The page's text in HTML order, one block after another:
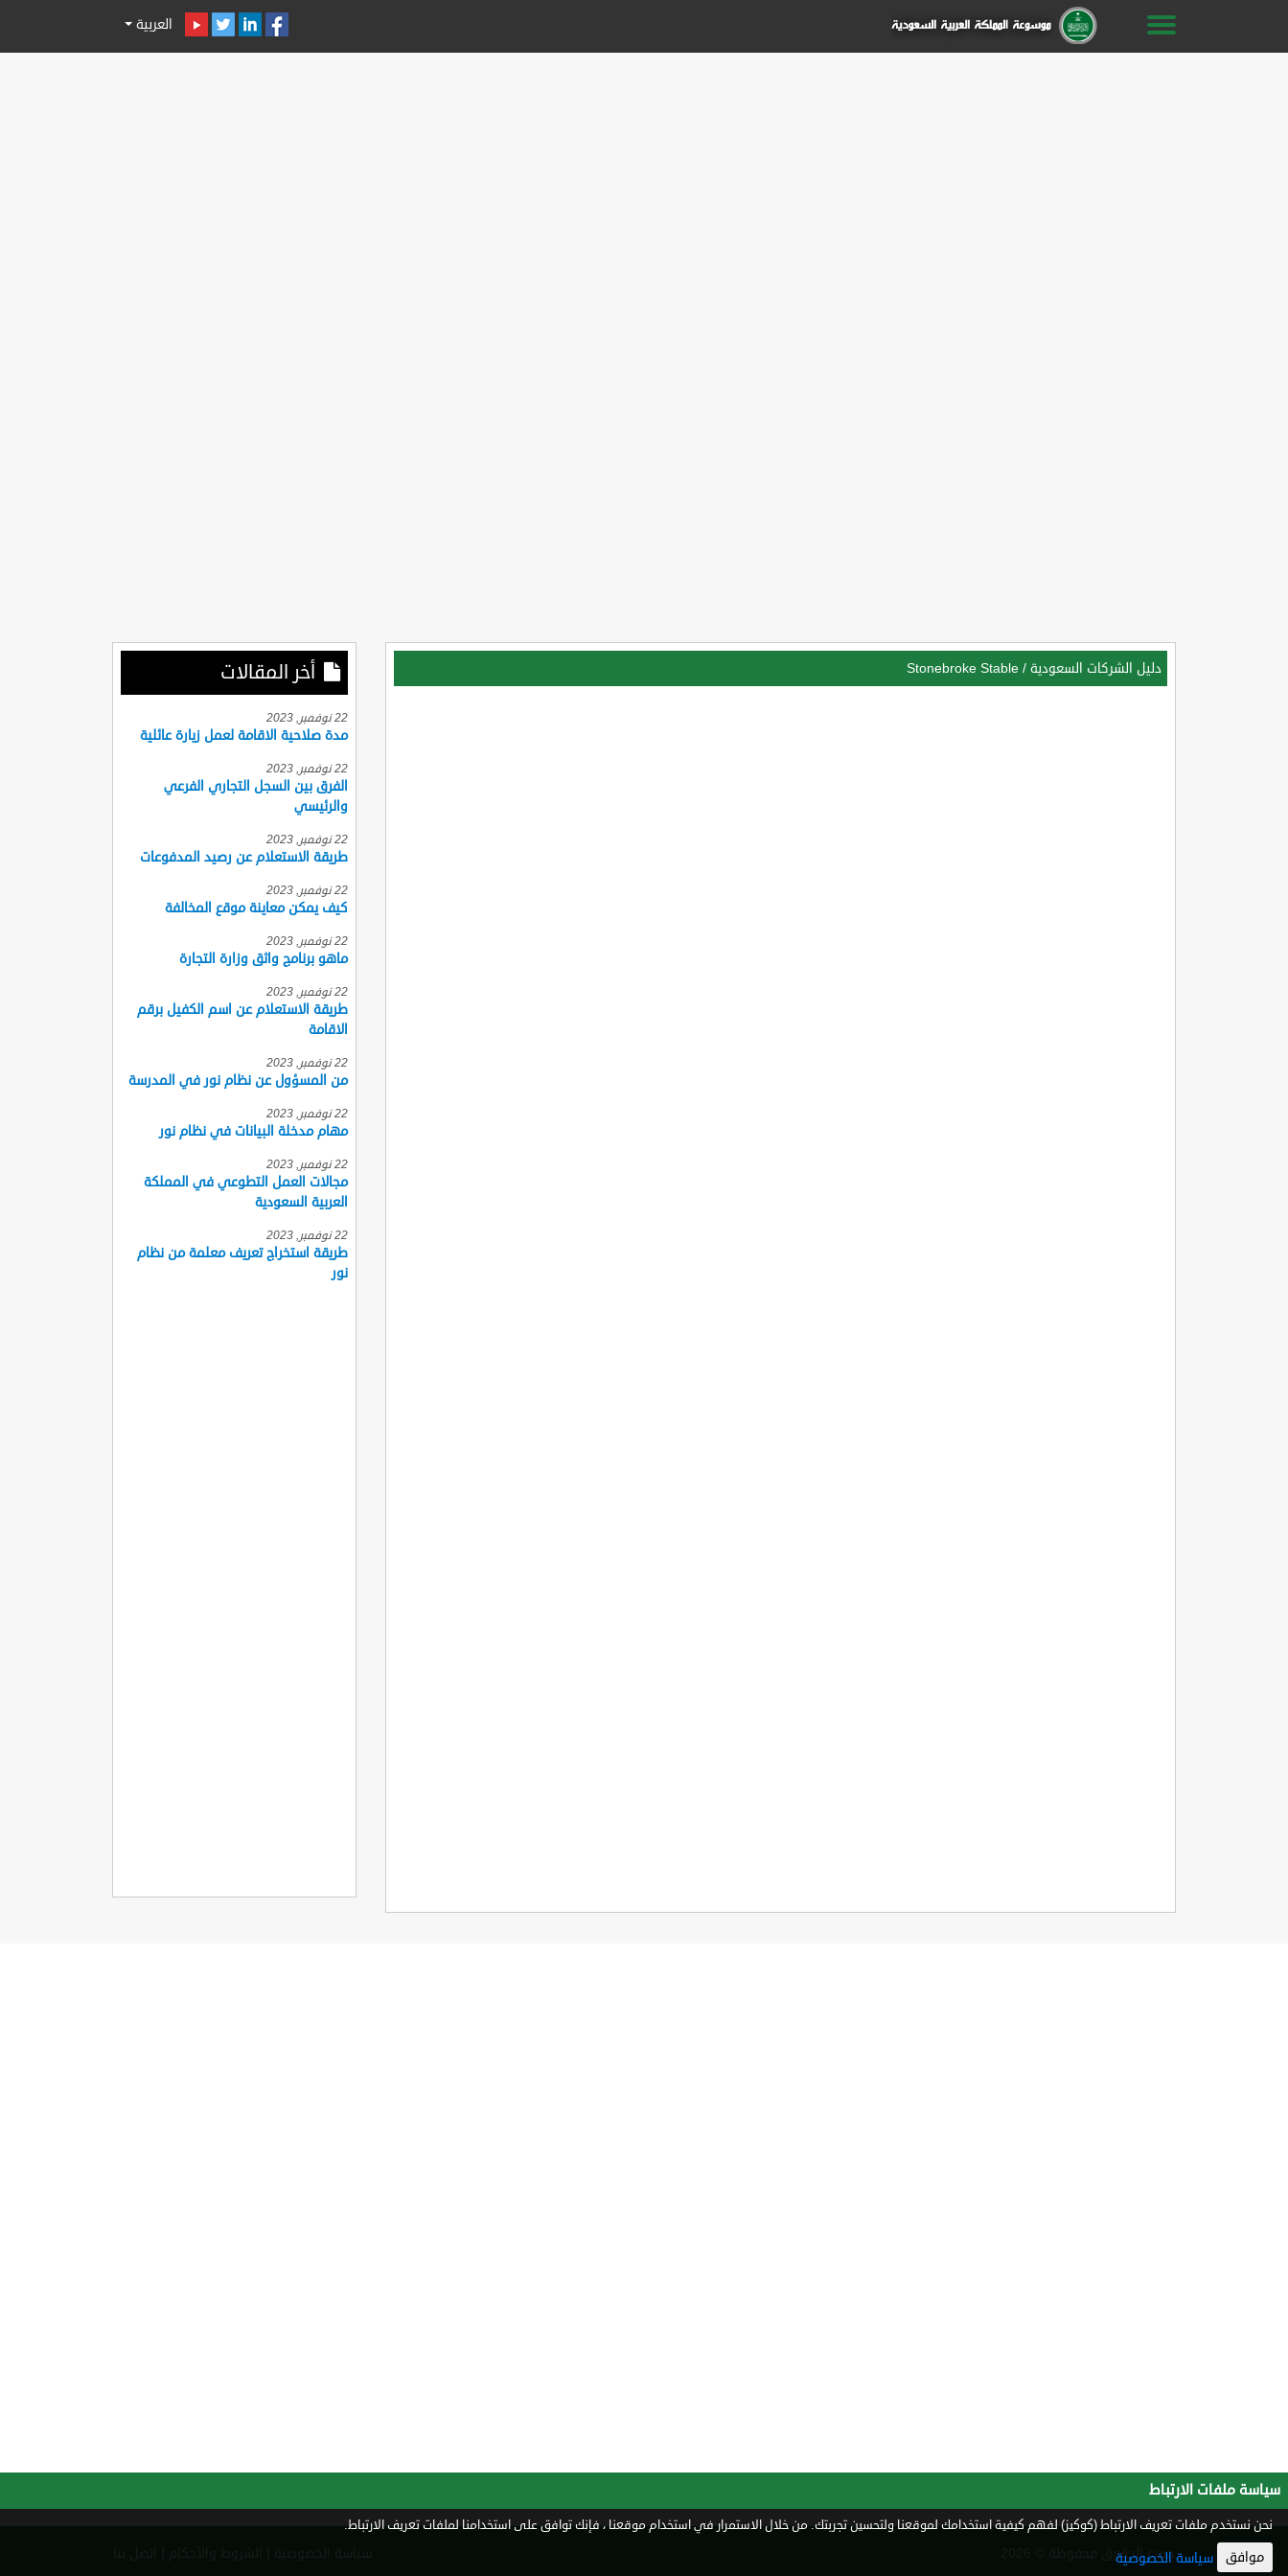
العربية
دليل الشركات السعودية /
Stonebroke Stable أخر المقالات
22 نوفمبر, 2023
مدة صلاحية الاقامة لعمل زيارة عائلية
22 نوفمبر, 2023
الفرق بين السجل التجاري الفرعي
والرئيسي
22 نوفمبر, 2023
طريقة الاستعلام عن رصيد المدفوعات
22 نوفمبر, 2023
كيف يمكن معاينة موقع المخالفة
22 نوفمبر, 2023
ماهو برنامج واثق وزارة التجارة
22 نوفمبر, 2023
طريقة الاستعلام عن اسم الكفيل برقم
الاقامة
22 نوفمبر, 2023
من المسؤول عن نظام نور في المدرسة
22 نوفمبر, 2023
مهام مدخلة البيانات في نظام نور
22 نوفمبر, 2023
مجالات العمل التطوعي في المملكة
العربية السعودية
22 نوفمبر, 2023
طريقة استخراج تعريف معلمة من نظام
نور
جميع الحقوق محفوظة © 2026
سياسة ملفات الارتباط
نحن نستخدم ملفات تعريف الارتباط (كوكيز) لفهم كيفية استخدامك لموقعنا ولتحسين تجربتك. من خلال الاستمرار في استخدام موقعنا ، فإنك توافق على استخدامنا لملفات تعريف الارتباط.
موافق سياسة الخصوصية